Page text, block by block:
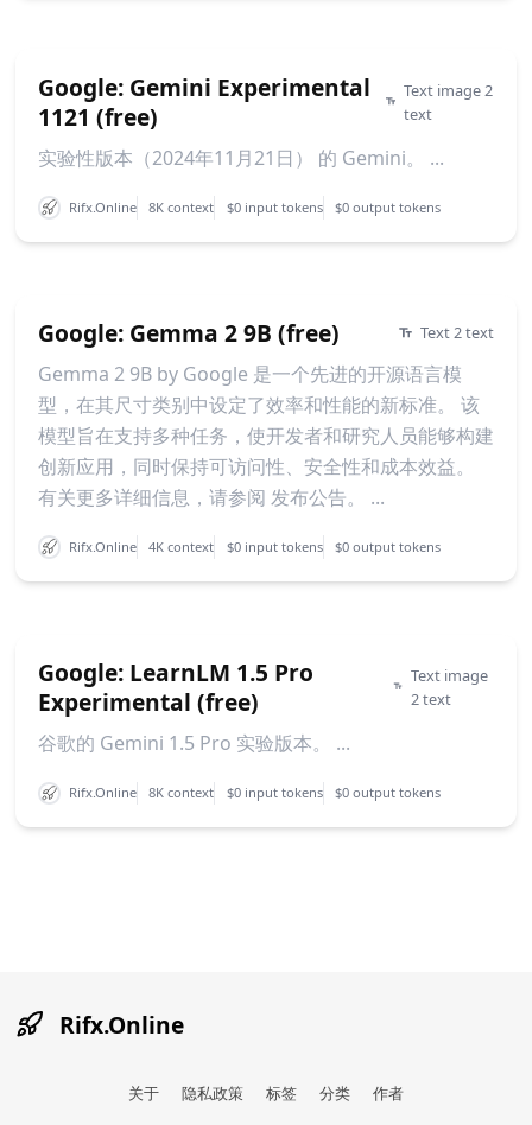
Google: Gemini Experimental
1121 (free)
Text image 2
text
实验性版本（2024年11月21日） 的 Gemini。 ...
Rifx.Online 8K context $0 input tokens $0 output tokens
Google: Gemma 2 9B (free) Text 2 text
Gemma 2 9B by Google 是一个先进的开源语言模
型，在其尺寸类别中设定了效率和性能的新标准。 该
模型旨在支持多种任务，使开发者和研究人员能够构建
创新应用，同时保持可访问性、安全性和成本效益。
有关更多详细信息，请参阅 发布公告。 ...
Rifx.Online 4K context $0 input tokens $0 output tokens
Google: LearnLM 1.5 Pro
Experimental (free)
Text image
2 text
谷歌的 Gemini 1.5 Pro 实验版本。 ...
Rifx.Online 8K context $0 input tokens $0 output tokens
Rifx.Online
关于 隐私政策 标签 分类 作者